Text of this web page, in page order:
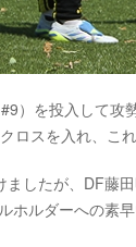
）を投入して
ロスを入れ、こ
したが、DF藤
ホルダーへの素